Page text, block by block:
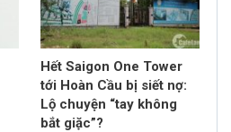
Hết Saigon One Tower
tới Hoàn Cầu bị siết nợ:
Lộ chuyện “tay không
bắt giặc”?